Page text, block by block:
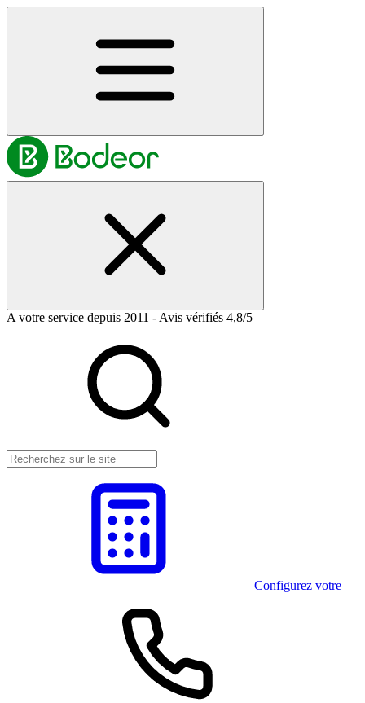
A votre service depuis 2011 - Avis vérifiés 4,8/5
Configurez votre